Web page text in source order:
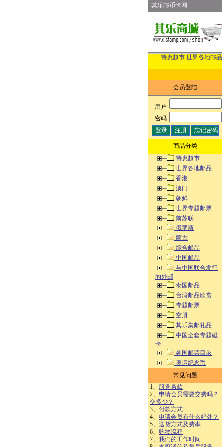
其乐邮币卡网
特惠超市 世界各地邮品
会员登陆
用户:
密码:
商品分类
特惠超市
世界各地邮品
香港
澳门
朝鲜
世界专题邮票
前苏联
俄罗斯
蒙古
综合邮品
中国邮品
与中国联合发行
的外邮
泰国邮品
台湾邮品欣赏
专题邮票
空册
其乐集邮礼品
中国全套专题磁
卡
各国邮票目录
奥运纪念币
常见问题
1、 服务条款
2、 申请会员需要交费吗？
交多少？
3、 付款方式
4、 申请会员有什么好处？
5、 送货方式及费率
6、 购物流程
7、 我们的工作时间